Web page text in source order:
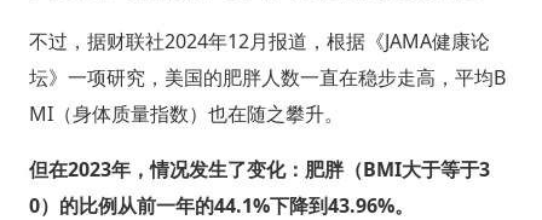
不过，据财联社2024年12月报道，根据《JAMA健康论
坛》一项研究，美国的肥胖人数一直在稳步走高，平均B
MI（身体质量指数）也在随之攀升。
但在2023年，情况发生了变化：肥胖（BMI大于等于3
0）的比例从前一年的44.1%下降到43.96%。